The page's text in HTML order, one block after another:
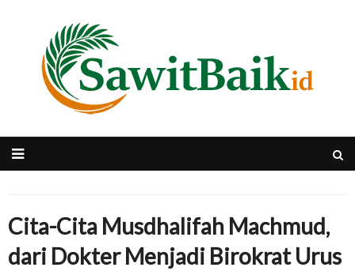
Cita-Cita Musdhalifah Machmud,
dari Dokter Menjadi Birokrat Urus